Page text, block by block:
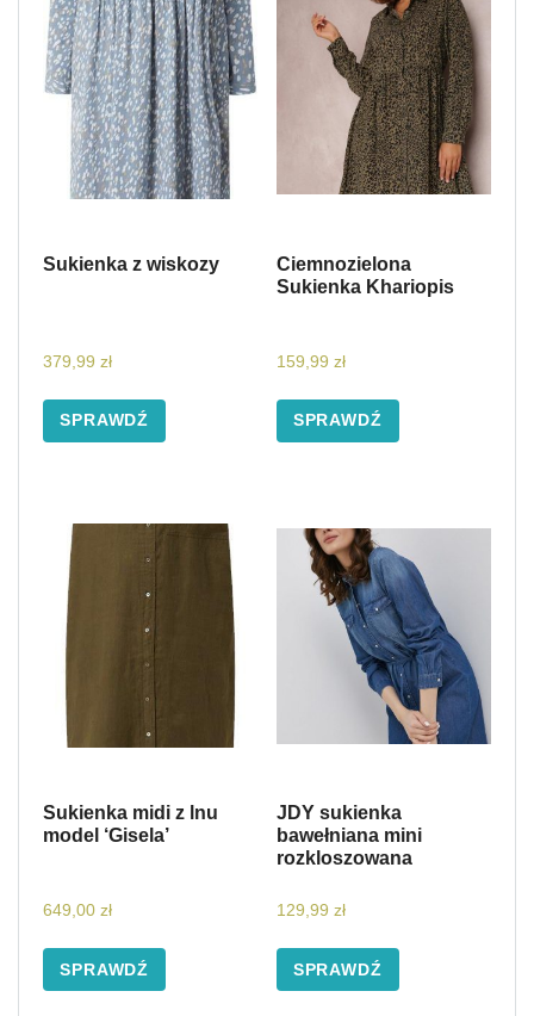
Sukienka z wiskozy
379,99 zł
SPRAWDŹ
Ciemnozielona
Sukienka Khariopis
159,99 zł
SPRAWDŹ
Sukienka midi z lnu
model ‘Gisela’
649,00 zł
SPRAWDŹ
JDY sukienka
bawełniana mini
rozkloszowana
129,99 zł
SPRAWDŹ